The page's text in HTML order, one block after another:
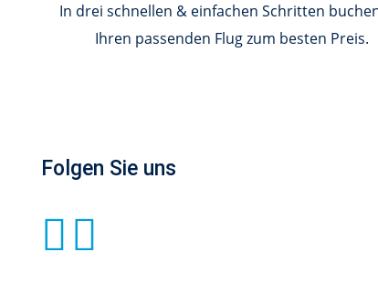
In drei schnellen & einfachen Schritten
Ihren passenden Flug zum besten Preis.
Folgen Sie uns